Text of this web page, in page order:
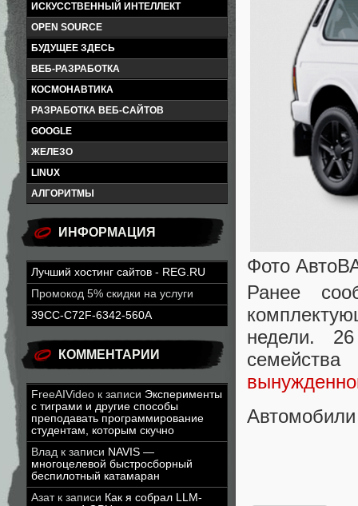
ИСКУССТВЕННЫЙ ИНТЕЛЛЕКТ
OPEN SOURCE
БУДУЩЕЕ ЗДЕСЬ
ВЕБ-РАЗРАБОТКА
КОСМОНАВТИКА
РАЗРАБОТКА ВЕБ-САЙТОВ
GOOGLE
ЖЕЛЕЗО
LINUX
АЛГОРИТМЫ
ИНФОРМАЦИЯ
Лучший хостинг сайтов - REG.RU
Промокод 5% скидки на услуги
39CC-C72F-6342-560A
КОММЕНТАРИИ
FreeAIVideo к записи Эксперименты
с тиграми и другие способы
преподавать программирование
студентам, которым скучно
Влад к записи NAVIS —
многоцелевой быстросборный
беспилотный катамаран
Азатк записи Как я собрал LLM-
Фото
Ранее
недели.